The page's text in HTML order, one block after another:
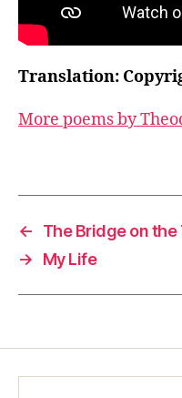
Translation:
More poems by
←
The Bridge on the
→
My Life